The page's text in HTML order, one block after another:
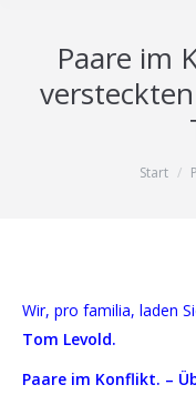
Paare im
Sie befinden sich hier:
Start
Wir, pro familia, laden
Tom Levold.
Paare im Konflikt. –